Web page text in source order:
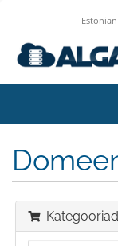
Estonian
Kategooriad